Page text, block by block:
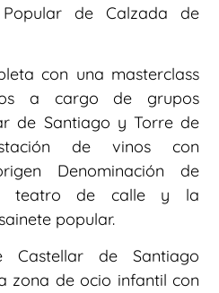
de Calzada de
con una masterclass
a cargo de grupos
de Santiago y Torre de
de vinos con
Denominación de
teatro de calle y la
popular.
Castellar de Santiago
zona de ocio infantil con